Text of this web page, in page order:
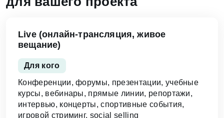
Live (онлайн-трансляция, живое
вещание)
Для кого
Конференции, форумы, презентации, учебные
курсы, вебинары, прямые линии, репортажи,
интервью, концерты, спортивные события,
игровой стриминг, social selling